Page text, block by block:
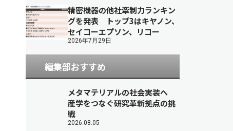
精密機器の他社牽制力ランキン
グを発表 トップ3はキヤノン、
セイコーエプソン、リコー
2026年7月29日
編集部おすすめ
メタマテリアルの社会実装へ
産学をつなぐ研究革新拠点の挑
戦
2026.08.05